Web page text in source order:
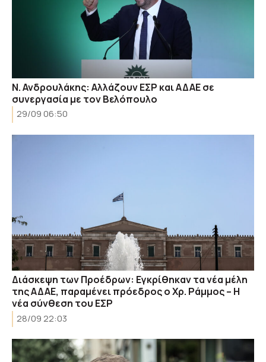
Ν. Ανδρουλάκης: Αλλάζουν ΕΣΡ και ΑΔΑΕ σε
συνεργασία με τον Βελόπουλο
29/09 06:50
Διάσκεψη των Προέδρων: Εγκρίθηκαν τα νέα μέλη
της ΑΔΑΕ, παραμένει πρόεδρος ο Χρ. Ράμμος – Η
νέα σύνθεση του ΕΣΡ
28/09 22:03